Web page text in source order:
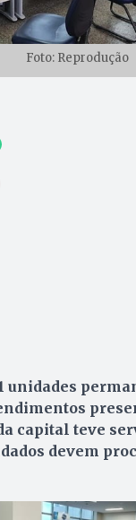
Foto: Reprodução
unidades
capital teve
devem